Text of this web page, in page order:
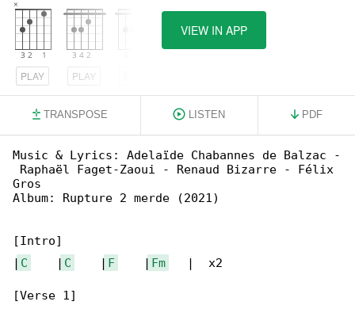
PLAY PLAY
VIEW IN APP
TRANSPOSE LISTEN PDF
Music & Lyrics: Adelaïde Chabannes de Balzac -
Raphaël Faget-Zaoui - Renaud Bizarre - Félix
Gros
Album: Rupture 2 merde (2021)
[Intro]
| C
    |
C
    |
F
    |
Fm
   |  x2